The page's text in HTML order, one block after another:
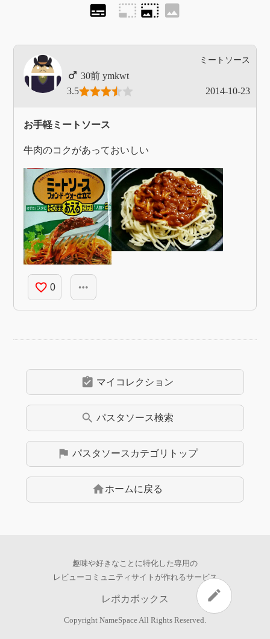
edit
subtitles photo_size_select_small photo_size_select_large image
ミートソース
ymkwt
3.5
2014-10-23
お手軽ミートソース
牛肉のコクがあっておいしい
favorite_border 0 more_horiz
assignment_turned_in マイコレクション
search パスタソース検索
flag パスタソース カテゴリトップ
homeホームに戻る
趣味や好きなことに特化した専用の
レビューコミュニティサイトが作れるサービス
レポカボックス
Copyright NameSpaceAll Rights Reserved.